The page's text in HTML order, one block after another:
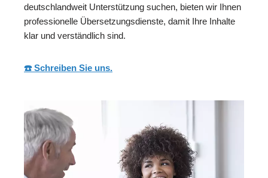
deutschlandweit Unterstützung suchen, bieten wir Ihnen
professionelle Übersetzungsdienste, damit Ihre Inhalte
klar und verständlich sind.
☎️ Schreiben Sie uns.